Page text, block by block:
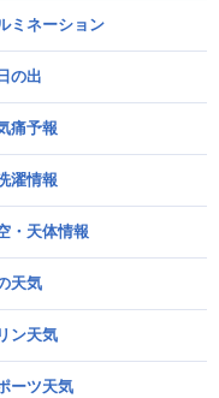
ミネーション
の出
痛予報
濯情報
・天体情報
天気
ン天気
ーツ天気